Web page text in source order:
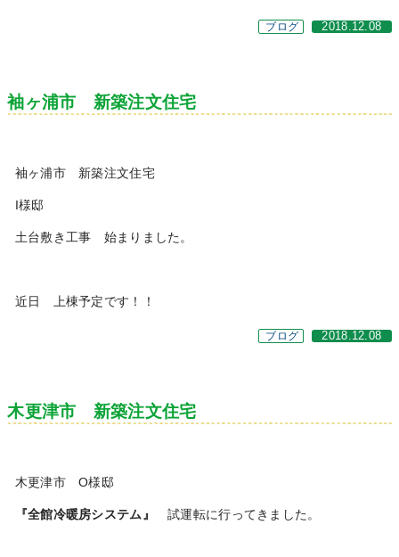
ブログ 2018.12.08
袖ヶ浦市 新築注文住宅
袖ヶ浦市 新築注文住宅
I様邸
土台敷き工事 始まりました。
近日 上棟予定です！！
ブログ 2018.12.08
木更津市 新築注文住宅
木更津市 O様邸
『全館冷暖房システム』試運転に行ってきました。